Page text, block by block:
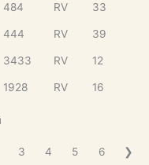
484 RV 33
444 RV 39
3433 RV 12
1928 RV 16
3 4 5 6 ❯